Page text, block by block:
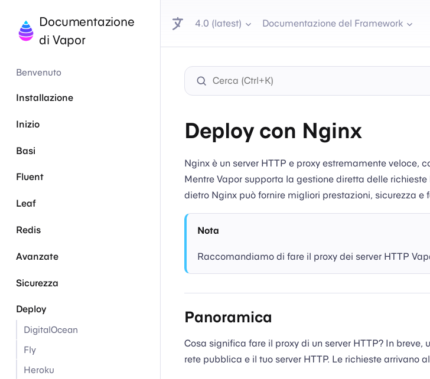
Documentazione
di Vapor
Benvenuto
Installazione
Inizio
Basi
Fluent
Leaf
Redis
Avanzate
Sicurezza
Deploy
DigitalOcean
Fly
Heroku
4.0 (latest) Documentazione del Framework
Deploy con Nginx
Nginx è un server HTTP e proxy estremamente veloce,
Mentre Vapor supporta la gestione diretta delle
dietro Nginx può fornire migliori prestazioni, sicurezza e
Nota
Raccomandiamo di fare il proxy dei server HTTP
Panoramica
Cosa significa fare il proxy di un server HTTP? In
rete pubblica e il tuo server HTTP. Le richieste arrivano